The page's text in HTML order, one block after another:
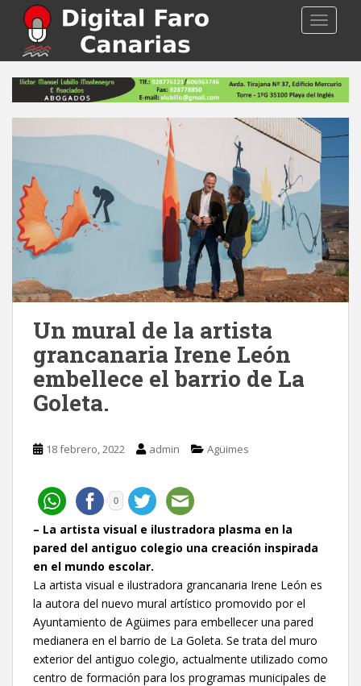
p
Un mural de la artista
grancanaria Irene León
embellece el barrio de La
Goleta.
18 febrero, 2022 admin Agüimes
0
– La artista visual e ilustradora plasma en la
pared del antiguo colegio una creación inspirada
en el mundo escolar.
La artista visual e ilustradora grancanaria Irene León es
la autora del nuevo mural artístico promovido por el
Ayuntamiento de Agüimes para embellecer una pared
medianera en el barrio de La Goleta. Se trata del muro
exterior del antiguo colegio, actualmente utilizado como
centro de formación para los programas municipales de